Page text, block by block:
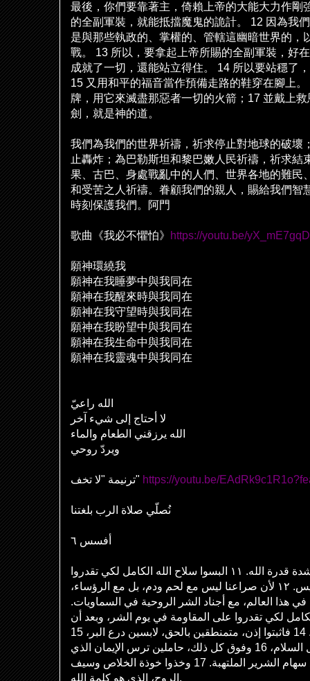
最後，你們要靠著主，倚賴上帝的大能大力作剛
的全副軍裝，就能抵擋魔鬼的詭計。
12 因為我
是與那些執政的、掌權的、管轄這幽暗世界的，
戰。
13 所以，要拿起上帝所賜的全副軍裝，好
成就了一切，還能站立得住。
14 所以要站穩了
15 又用和平的福音當作預備走路的鞋穿在腳 上。
牌，用它來滅盡那惡者一切的火箭； 17 並戴上
劍，就是神的道。
我們為我們的世界祈禱，祈求停止對地球的破壞
止轟炸；為巴勒斯坦和黎巴嫩人民祈禱，祈求結
果、古巴、身處戰亂中的人們、世界各地的難民
和受苦之人祈禱。眷顧我們的親人，賜給我們智
時刻保護我們。阿門
歌曲《我必不懼怕》 https://youtu.be/
願神環繞我
願神在我睡夢中與我同在
願神在我醒來時與我同在
願神在我守望時與我同在
願神在我盼望中與我同在
願神在我生命中與我同在
願神在我靈魂中與我同在
الله راعيّ
لا أحتاج إلى شيء آخر
الله يرزقني الطعام والماء
ويردّ روحي
ترنيمة "لا تخف" https://youtu.be/
نُصلّي صلاة الرب بلغتنا
أفسس ٦
١٠ أخيرًا، تقوّوا في الرب وفي شدة قدرة الله. ١١ البسوا سلاح الله الكامل لكي تقدروا
على الثبات في وجه مكائد إبليس. ١٢ لأن صراعنا ليس مع لحم ودم، بل مع الرؤساء،
هذا العالم، مع أجناد الشر الروحية في السماويات.
لكي تقدروا على المقاومة في يوم الشر، وبعد أن
تتمموا كل شيء، أن تثبتوا. 14 فاثبتوا إذن، متمنطقين بالحق، لابسين درع البر، 15
وحاذين أرجلكم استعدادًا لإنجيل السلام، 16 وفوق كل ذلك، حاملين ترس الإيمان الذي
به تقدرون أن تطفئوا جميع سهام الشرير الملتهبة. 17 وخذوا خوذة الخلاص وسيف
الروح، الذي هو كلمة الله.